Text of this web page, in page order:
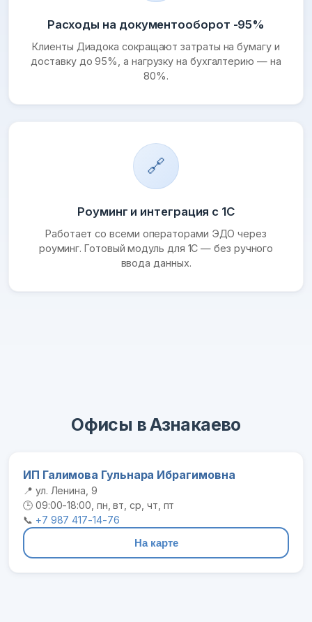
Расходы на документооборот -95%
Клиенты Диадока сокращают затраты на бумагу и
доставку до 95%, а нагрузку на бухгалтерию — на
80%.
🔗
Роуминг и интеграция с 1С
Работает со всеми операторами ЭДО через
роуминг. Готовый модуль для 1С — без ручного
ввода данных.
Офисы в Азнакаево
ИП Галимова Гульнара Ибрагимовна
📍 ул. Ленина, 9
🕒 09:00-18:00, пн, вт, ср, чт, пт
📞 +7 987 417-14-76
На карте